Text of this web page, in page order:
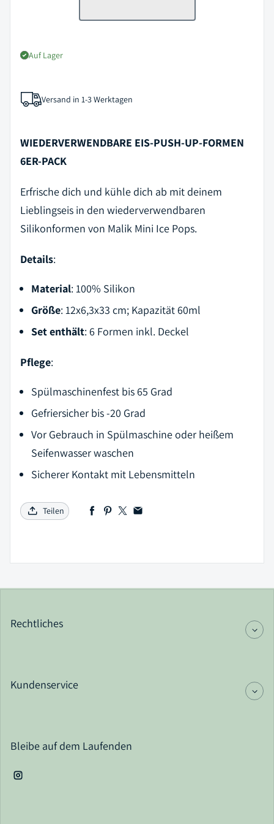
Auf Lager
Versand in 1-3 Werktagen
WIEDERVERWENDBARE EIS-PUSH-UP-FORMEN
6ER-PACK
Erfrische dich und kühle dich ab mit deinem
Lieblingseis in den wiederverwendbaren
Silikonformen von Malik Mini Ice Pops.
Details:
Material: 100% Silikon
Größe: 12x6,3x33 cm; Kapazität 60ml
Set enthält: 6 Formen inkl. Deckel
Pflege:
Spülmaschinenfest bis 65 Grad
Gefriersicher bis -20 Grad
Vor Gebrauch in Spülmaschine oder heißem
Seifenwasser waschen
Sicherer Kontakt mit Lebensmitteln
Teilen
Rechtliches
Kundenservice
Bleibe auf dem Laufenden
Instagram